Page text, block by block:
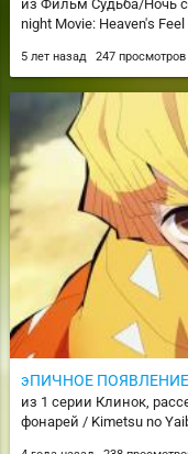
из Фильм Судьба/Ночь
night Movie: Heaven's
5 лет назад 247 просмотров
эПИЧНОЕ ПОЯВЛЕНИЕ
из 1 серии Клинок,
фонарей / Kimetsu no